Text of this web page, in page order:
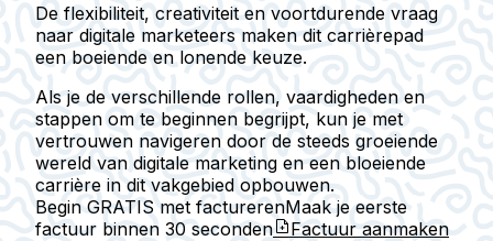
De flexibiliteit, creativiteit en voortdurende vraag
naar digitale marketeers maken dit carrièrepad
een boeiende en lonende keuze.
Als je de verschillende rollen, vaardigheden en
stappen om te beginnen begrijpt, kun je met
vertrouwen navigeren door de steeds groeiende
wereld van digitale marketing en een bloeiende
carrière in dit vakgebied opbouwen.
Begin GRATIS met facturerenMaak je eerste
factuur binnen 30 seconden Factuur aanmaken